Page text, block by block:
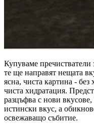
Купуваме пречистватели
те ще направят нещата
ясна, чиста картина - без
чиста хидратация.
разцъфва с нови
истински вкус, а
освежаващо събитие.